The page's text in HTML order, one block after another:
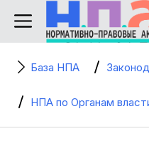
База НПА
НПА по Органам